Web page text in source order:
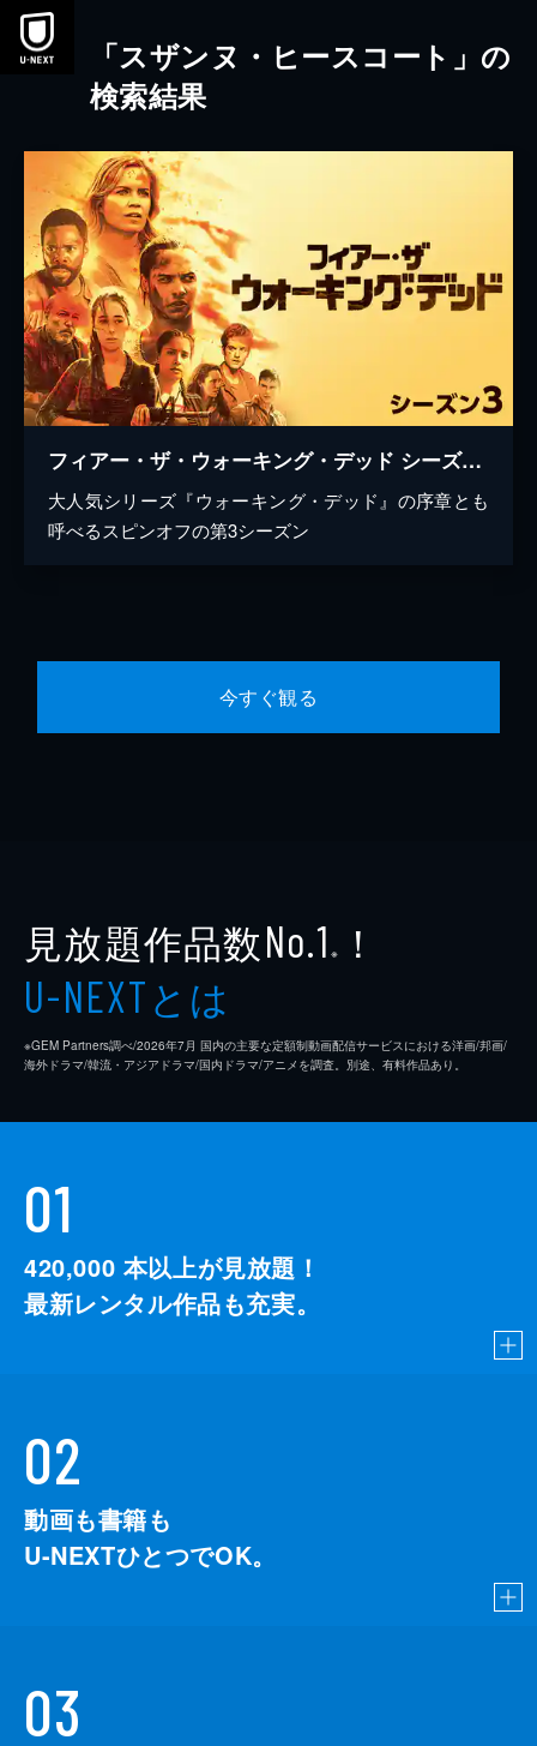
本文へスキップ
「スザンヌ・ヒースコート」の
検索結果
フィアー・ザ・ウォーキング・デッド シーズン3
大人気シリーズ『ウォーキング・デッド』の序章とも
呼べるスピンオフの第3シーズン
今すぐ観る
見放題作品数No.1 ※ ！
U-NEXTとは
※GEM Partners調べ/2026年7⽉ 国内の主要な定額制動画配信サービスにおける洋画/邦画/
海外ドラマ/韓流・アジアドラマ/国内ドラマ/アニメを調査。別途、有料作品あり。
01
420,000 本以上が見放題！
最新レンタル作品も充実。
02
動画も書籍も
U-NEXTひとつでOK。
03